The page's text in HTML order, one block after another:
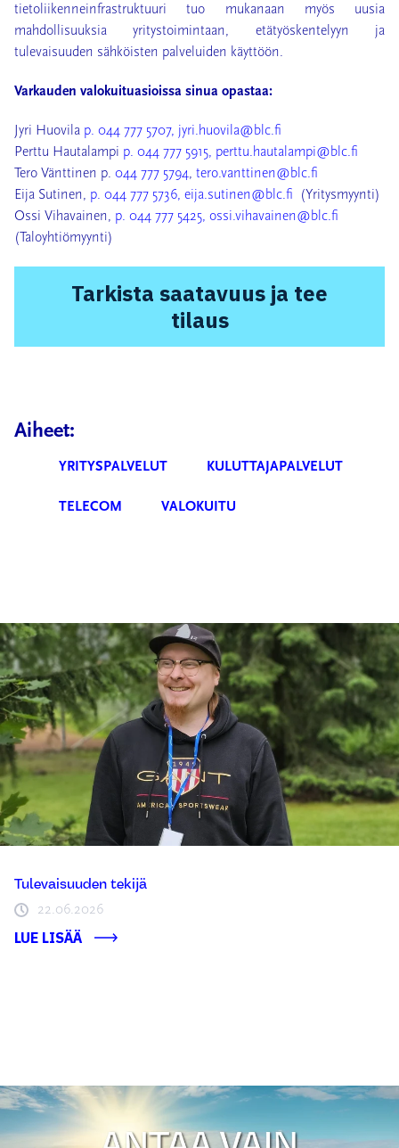
tietoliikenneinfrastruktuuri tuo mukanaan myös uusia
mahdollisuuksia yritystoimintaan, etätyöskentelyyn ja
tulevaisuuden sähköisten palveluiden käyttöön.
Varkauden valokuituasioissa sinua opastaa:
Jyri Huovila p. 044 777 5707, jyri.huovila@blc.fi
Perttu Hautalampi p. 044 777 5915, perttu.hautalampi@blc.fi
Tero Vänttinen p. 044 777 5794, tero.vanttinen@blc.fi
Eija Sutinen, p. 044 777 5736, eija.sutinen@blc.fi
(Yritysmyynti)
Ossi Vihavainen, p. 044 777 5425, ossi.vihavainen@blc.fi
(Taloyhtiömyynti)
Tarkista saatavuus ja tee
tilaus
Aiheet:
YRITYSPALVELUT KULUTTAJAPALVELUT
TELECOM VALOKUITU
Tulevaisuuden tekijä
22.06.2026
LUE LISÄÄ